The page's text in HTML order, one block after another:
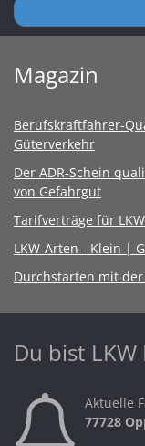
Magazin
Berufskraftfahrer-
Güterverkehr
Der ADR-Schein
von Gefahrgut
Tarifverträge für
LKW-Arten - Klein |
Durchstarten mit
Du bist LKW
Aktuelle
77728